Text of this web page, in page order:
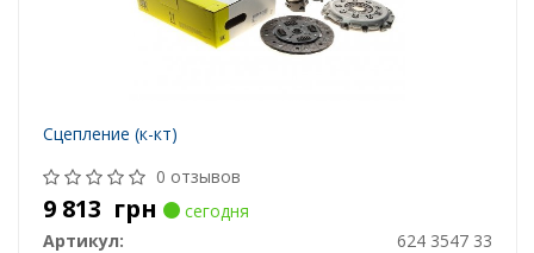
Сцепление (к-кт)
0 отзывов
9 813 грн
сегодня
Артикул:
624 3547 33